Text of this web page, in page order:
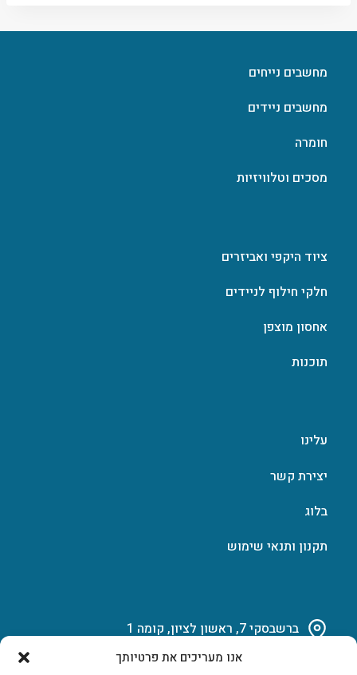
אנו מעריכים את פרטיותך
מחשבים נייחים
מחשבים ניידים
חומרה
מסכים וטלוויזיות
ציוד היקפי ואביזרים
חלקי חילוף לניידים
אחסון מוצפן
תוכנות
עלינו
יצירת קשר
בלוג
תקנון ותנאי שימוש
ברשבסקי 7, ראשון לציון, קומה 1